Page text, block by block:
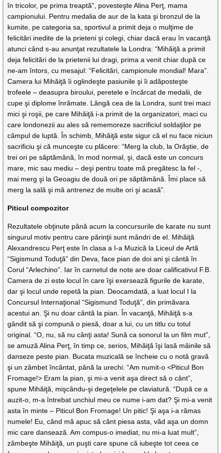
în tricolor, pe prima treaptă”, povesteşte Alina Perţ, mama
campionului. Pentru medalia de aur de la kata şi bronzul de la
kumite, pe categoria sa, sportivul a primit deja o mulţime de
felicitări inedite de la prieteni şi colegi, chiar dacă erau în vacanţă
atunci când s-au anunţat rezultatele la Londra: “Mihăiţă a primit
deja felicitări de la prietenii lui dragi, prima a venit chiar după ce
ne-am întors, cu mesajul: “Felicitări, campionule mondial! Mara”.
Camera lui Mihăiţă îi oglindeşte pasiunile şi îi adăposteşte
trofeele – deasupra biroului, peretele e încărcat de medalii, de
cupe şi diplome înrămate. Lângă cea de la Londra, sunt trei maci
mici şi roşii, pe care Mihăiţă i-a primit de la organizatori, maci cu
care londonezii au ales să rememoreze sacrificiul soldaţilor pe
câmpul de luptă. În schimb, Mihăiţă este sigur că el nu face niciun
sacrificiu şi că munceşte cu plăcere: “Merg la club, la Orăştie, de
trei ori pe săptămână, în mod normal, şi, dacă este un concurs
mare, mic sau mediu – deşi pentru toate mă pregătesc la fel -,
mai merg şi la Geoagiu de două ori pe săptămână. Îmi place să
merg la sală şi mă antrenez de multe ori şi acasă”.
Piticul compozitor
Rezultatele obţinute până acum la concursurile de karate nu sunt
singurul motiv pentru care părinţii sunt mândri de el. Mihăiţă
Alexandrescu Perţ este în clasa a I-a Muzică la Liceul de Artă
“Sigismund Toduţă” din Deva, face pian de doi ani şi cântă în
Corul “Arlechino”. Iar în carnetul de note are doar calificativul F.B.
Camera de zi este locul în care îşi exersează figurile de karate,
dar şi locul unde repetă la pian. Deocamdată, a luat locul I la
Concursul Internaţional “Sigismund Toduţă”, din primăvara
acestui an. Şi nu doar cântă la pian. În vacanţă, Mihăiţă s-a
gândit să şi compună o piesă, doar a lui, cu un titlu cu totul
original. “O, nu, să nu cânţi asta! Sună ca sonorul la un film mut”,
se amuză Alina Perţ, în timp ce, serios, Mihăiţă îşi lasă mâinile să
danseze peste pian. Bucata muzicală se încheie cu o notă gravă
şi un zâmbet încântat, până la urechi: “Am numit-o <Piticul Bon
Fromage!> Eram la pian, şi mi-a venit aşa direct să o cânt”,
spune Mihăiţă, mişcându-şi degeţelele pe claviatură. “După ce a
auzit-o, m-a întrebat unchiul meu ce nume i-am dat? Şi mi-a venit
asta în minte – Piticul Bon Fromage! Un pitic! Şi aşa i-a rămas
numele! Eu, când mă apuc să cânt piesa asta, văd aşa un domn
mic care dansează. Am compus-o imediat, nu mi-a luat mult”,
zâmbeşte Mihăiţă, un puşti care spune că iubeşte tot ceea ce